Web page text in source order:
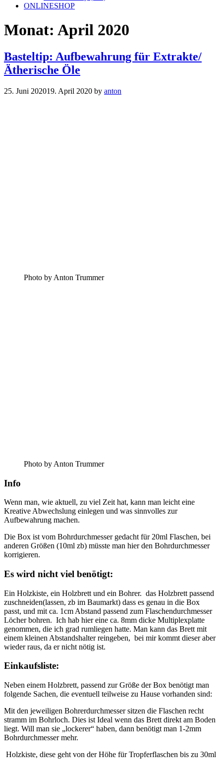
ONLINESHOP
Monat: April 2020
Basteltip: Aufbewahrung für Extrakte/
Ätherische Öle
25. Juni 202019. April 2020 by anton
Photo by Anton Trummer
Photo by Anton Trummer
Info
Wenn man, wie aktuell, zu viel Zeit hat, kann man leicht eine
Kreative Abwechslung einlegen und was sinnvolles zur
Aufbewahrung machen.
Die Box ist vom Bohrdurchmesser gedacht für 20ml Flaschen, bei
anderen Größen (10ml zb) müsste man hier den Bohrdurchmesser
korrigieren.
Es wird nicht viel benötigt:
Ein Holzkiste, ein Holzbrett und ein Bohrer. das Holzbrett passend
zuschneiden(lassen, zb im Baumarkt) dass es genau in die Box
passt, und mit ca. 1cm Abstand passend zum Flaschendurchmesser
Löcher bohren. Ich hab hier eine ca. 8mm dicke Multiplexplatte
genommen, die ich grad rumliegen hatte. Man kann das Brett mit
einem kleinen Abstandshalter reingeben, bei mir kommt dieser aber
wieder raus, da er nicht nötig ist.
Einkaufsliste:
Neben einem Holzbrett, passend zur Größe der Box benötigt man
folgende Sachen, die eventuell teilweise zu Hause vorhanden sind:
Mit den jeweiligen Bohrerdurchmesser sitzen die Flaschen recht
stramm im Bohrloch. Dies ist Ideal wenn das Brett direkt am Boden
liegt. Will man sie „lockerer“ haben, dann benötigt man 1-2mm
Bohrdurchmesser mehr.
Holzkiste, diese geht von der Höhe für Tropferflaschen bis zu 30ml